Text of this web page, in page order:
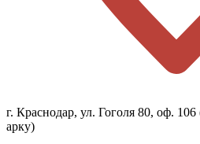
г. Краснодар, ул. Гоголя 80, оф.
арку)